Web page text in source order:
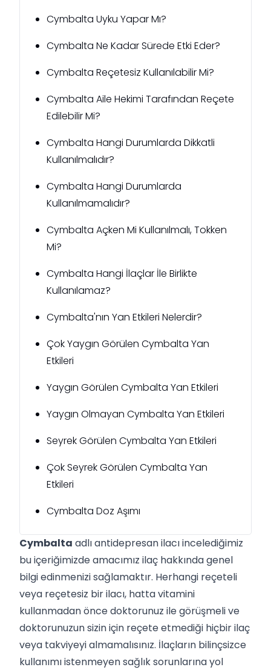
Cymbalta Uyku Yapar Mı?
Cymbalta Ne Kadar Sürede Etki Eder?
Cymbalta Reçetesiz Kullanılabilir Mi?
Cymbalta Aile Hekimi Tarafından Reçete
Edilebilir Mi?
Cymbalta Hangi Durumlarda Dikkatli
Kullanılmalıdır?
Cymbalta Hangi Durumlarda
Kullanılmamalıdır?
Cymbalta Açken Mi Kullanılmalı, Tokken
Mi?
Cymbalta Hangi İlaçlar İle Birlikte
Kullanılamaz?
Cymbalta'nın Yan Etkileri Nelerdir?
Çok Yaygın Görülen Cymbalta Yan
Etkileri
Yaygın Görülen Cymbalta Yan Etkileri
Yaygın Olmayan Cymbalta Yan Etkileri
Seyrek Görülen Cymbalta Yan Etkileri
Çok Seyrek Görülen Cymbalta Yan
Etkileri
Cymbalta Doz Aşımı
Cymbalta adlı antidepresan ilacı incelediğimiz
bu içeriğimizde amacımız ilaç hakkında genel
bilgi edinmenizi sağlamaktır. Herhangi reçeteli
veya reçetesiz bir ilacı, hatta vitamini
kullanmadan önce doktorunuz ile görüşmeli ve
doktorunuzun sizin için reçete etmediği hiçbir ilaç
veya takviyeyi almamalısınız. İlaçların bilinçsizce
kullanımı istenmeyen sağlık sorunlarına yol